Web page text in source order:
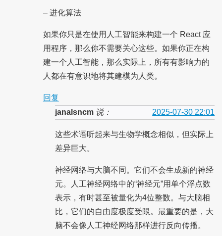
– 进化算法
如果你只是在使用人工智能来构建一个 React 应
用程序，那么你不需要关心这些。如果你正在构
建一个人工智能，那么实际上，所有有影响力的
人都在有意识地将其建模为人类。
回复
janalsncm说： 2025-07-30 22:01
这些术语听起来与生物学概念相似，但实际上
差异巨大。
神经网络与大脑不同。它们不会生成新的神经
元。人工神经网络中的“神经元”用单个浮点数
表示，有时甚至被量化为4位整数。与大脑相
比，它们的自由度极度受限。最重要的是，大
脑不会像人工神经网络那样进行反向传播。